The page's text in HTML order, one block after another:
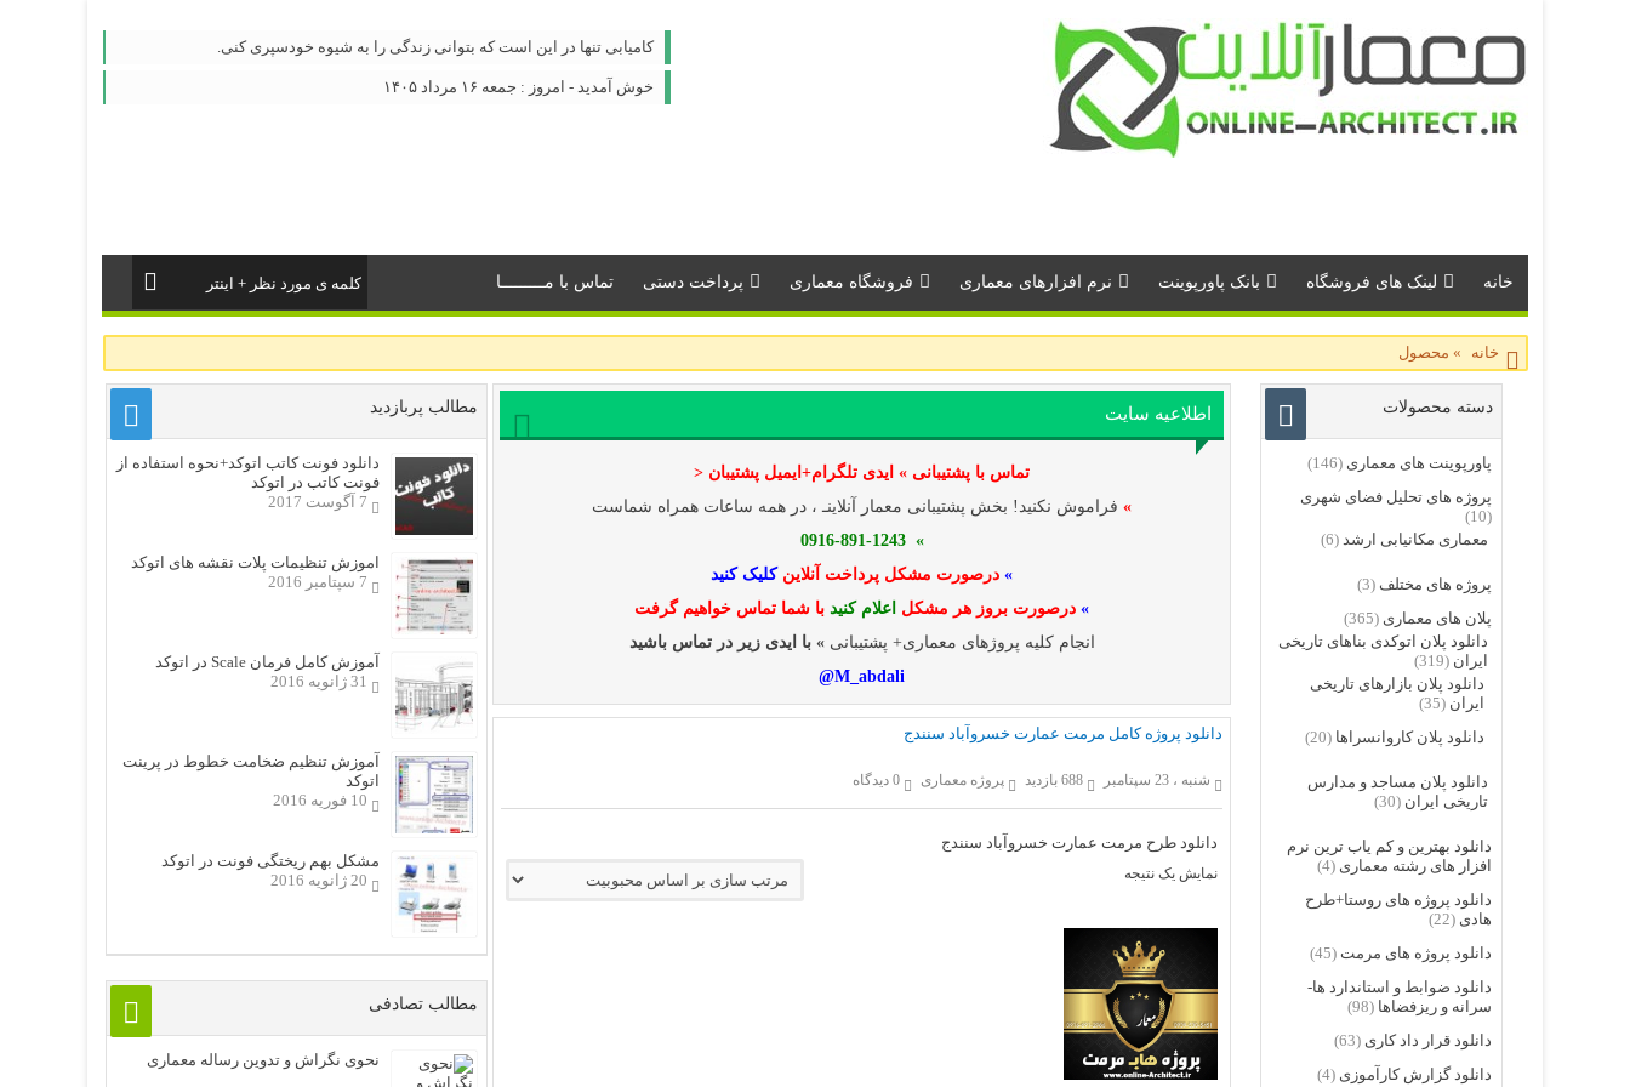
کامیابی تنها در این است که بتوانی زندگی را به شیوه خودسپری کنی.
خوش آمدید - امروز : جمعه ۱۶ مرداد ۱۴۰۵
خانه لینک های فروشگاه بانک پاورپوینت نرم افزارهای معماری فروشگاه معماری پرداخت دستی تماس با مـــــــــا
خانه » محصول
اطلاعیه سایت
تماس با پشتیبانی » ایدی تلگرام+ایمیل پشتیبان <
» فراموش نکنید! بخش پشتیبانی معمار آنلاینـ ، در همه ساعات همراه شماست
» 0916-891-1243
»درصورت مشکل پرداخت آنلاینکلیک کنید
»درصورت بروز هر مشکل اعلام کنیدبا شما تماس خواهیم گرفت
انجام کلیه پروژهای معماری+ پشتیبانی» با ایدی زیر در تماس باشید
M_abdali@
دانلود پروژه کامل مرمت عمارت خسروآباد سنندج
شنبه ، 23 سپتامبر 688 بازدید پروژه معماری 0 دیدگاه
دانلود طرح مرمت عمارت خسروآباد سنندج
نمایش یک نتیجه
دسته محصولات
پاورپوینت های معماری (146)
پروژه های تحلیل فضای شهری
(10)
معماری مکانیابی ارشد (6)
پروژه های مختلف (3)
پلان های معماری (365)
دانلود پلان اتوکدی بناهای تاریخی
ایران (319)
دانلود پلان بازارهای تاریخی
ایران (35)
دانلود پلان کاروانسراها (20)
دانلود پلان مساجد و مدارس
تاریخی ایران (30)
دانلود بهترین و کم یاب ترین نرم
افزار های رشته معماری (4)
دانلود پروژه های روستا+طرح
هادی (22)
دانلود پروژه های مرمت (45)
دانلود ضوابط و استاندارد ها-
سرانه و ریزفضاها (98)
دانلود قرار داد کاری (63)
دانلود گزارش کارآموزی (4)
مطالب پربازدید
دانلود فونت کاتب اتوکد+نحوه استفاده از
فونت کاتب در اتوکد
7 آگوست 2017
اموزش تنظیمات پلات نقشه های اتوکد
7 سپتامبر 2016
آموزش کامل فرمان Scale در اتوکد
31 ژانویه 2016
آموزش تنظیم ضخامت خطوط در پرینت
اتوکد
10 فوریه 2016
مشکل بهم ریختگی فونت در اتوکد
20 ژانویه 2016
مطالب تصادفی
نحوی نگراش و تدوین رساله معماری